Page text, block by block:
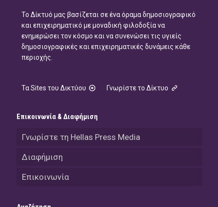
Το Δίκτυό μας βασίζεται σε ένα όραμα δημοσιογραφικό
και επιχειρηματικό με μοναδική φιλοδοξία να
ενημερώσει τον κόσμο και να συνενώσει τις υγιείς
δημοσιογραφικές και επιχειρηματικές δυνάμεις κάθε
περιοχής.
Τα Sites του Δικτύου Γνωρίστε το Δίκτυο
Επικοινωνία & Διαφήμιση
Γνωρίστε τη Hellas Press Media
Διαφήμιση
Επικοινωνία